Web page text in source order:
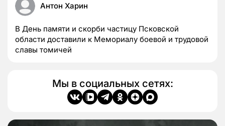
Антон Харин
В День памяти и скорби частицу Псковской
области доставили к Мемориалу боевой и трудовой
славы томичей
Мы в социальных сетях: